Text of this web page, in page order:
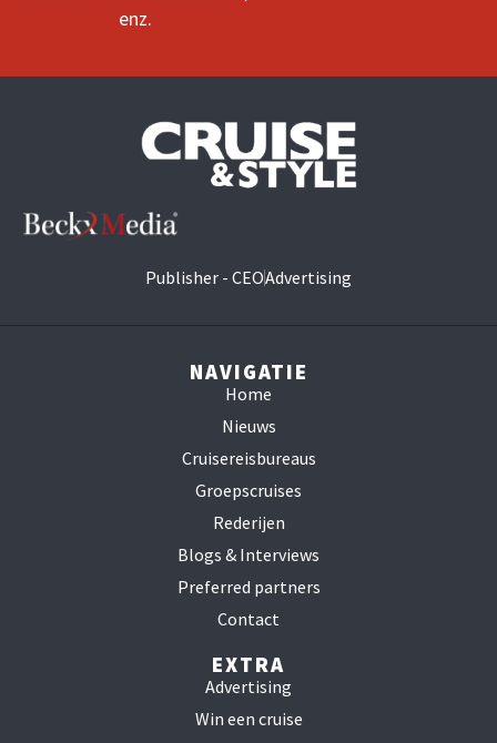
enz.
Publisher - CEOAdvertising
NAVIGATIE
Home
Nieuws
Cruisereisbureaus
Groepscruises
Rederijen
Blogs & Interviews
Preferred partners
Contact
EXTRA
Advertising
Win een cruise